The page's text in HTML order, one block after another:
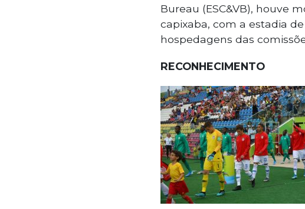
Bureau (ESC&VB), houve
capixaba, com a estadia
hospedagens das
RECONHECIMENTO